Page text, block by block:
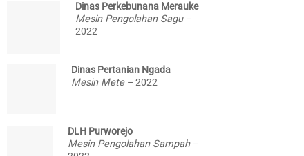
Dinas Perkebunana Merauke
Mesin Pengolahan Sagu –
2022
Dinas Pertanian Ngada
Mesin Mete – 2022
DLH Purworejo
Mesin Pengolahan Sampah –